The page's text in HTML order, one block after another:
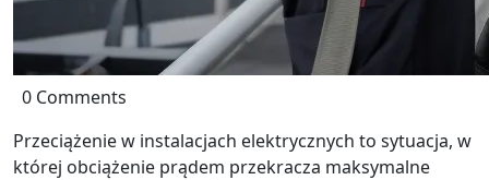
0 Comments
Przeciążenie w instalacjach elektrycznych to sytuacja, w
której obciążenie prądem przekracza maksymalne